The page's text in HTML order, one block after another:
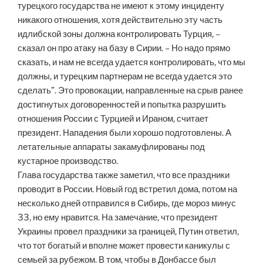
турецкого государства не имеют к этому инциденту
никакого отношения, хотя действительно эту часть
идлибской зоны должна контролировать Турция, –
сказал он про атаку на базу в Сирии. – Но надо прямо
сказать, и нам не всегда удается контролировать, что мы
должны, и турецким партнерам не всегда удается это
сделать”. Это провокации, направленные на срыв ранее
достигнутых договоренностей и попытка разрушить
отношения России с Турцией и Ираном, считает
президент. Нападения были хорошо подготовлены. А
летательные аппараты закамуфлированы под
кустарное производство.
Глава государства также заметил, что все праздники
проводит в России. Новый год встретил дома, потом на
несколько дней отправился в Сибирь, где мороз минус
33, но ему нравится. На замечание, что президент
Украины провел праздники за границей, Путин ответил,
что тот богатый и вполне может провести каникулы с
семьей за рубежом. В том, чтобы в Донбассе был